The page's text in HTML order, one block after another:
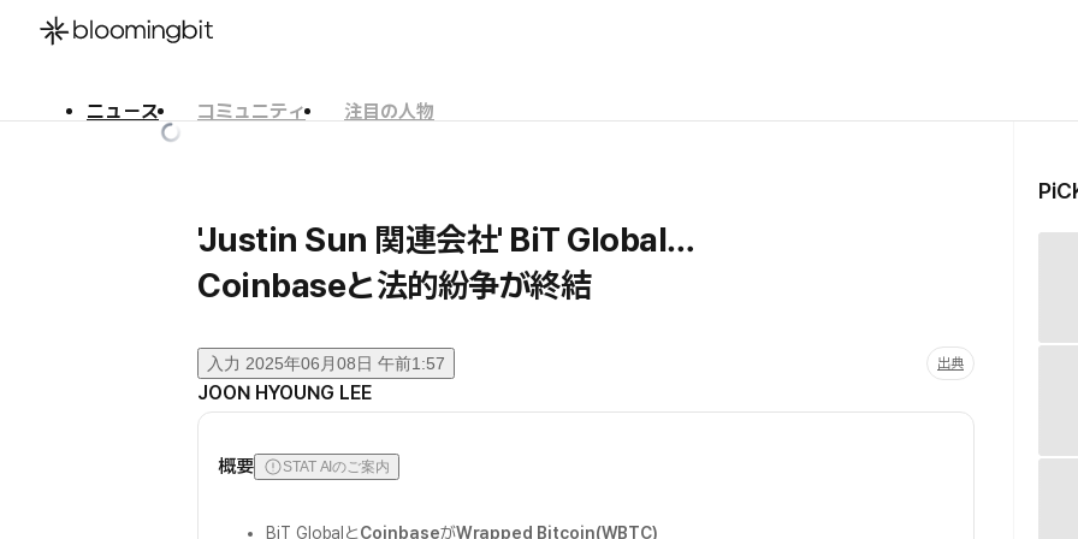
ニュース コミュニティ
注目の人物
'Justin Sun 関連会社' BiT Global…
Coinbaseと法的紛争が終結
入力 2025年06月08日 午前1:57 出典
JOON HYOUNG LEE
概要 STAT AIのご案内
BiT GlobalとCoinbaseがWrapped Bitcoin(WBTC)